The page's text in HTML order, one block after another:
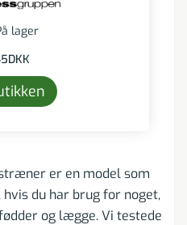
lager
DKK
er en model som
du har brug for noget,
og lægge. Vi testede